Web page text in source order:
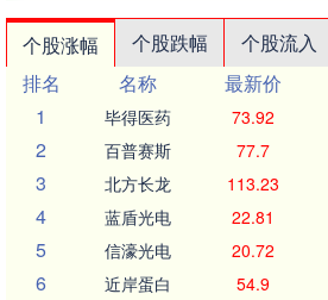
个股涨幅 个股跌幅 个股流入
排名
名称 最新价
1
毕得医药 73.92
2 百普赛斯 77.7
3 北方长龙 113.23
4 蓝盾光电 22.81
5 信濠光电 20.72
6 近岸蛋白 54.9